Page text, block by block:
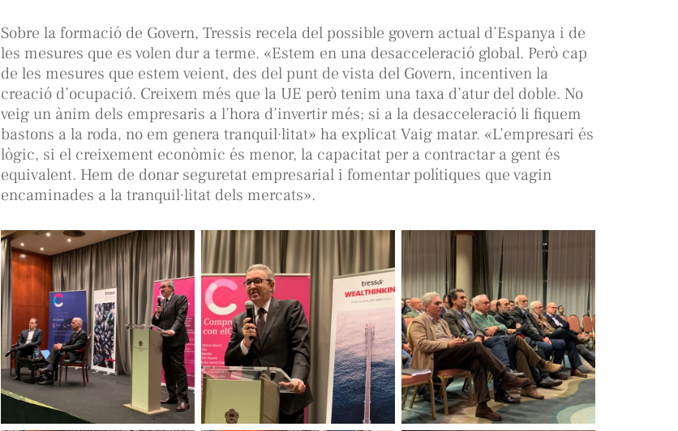
Sobre la formació de Govern, Tressis recela del possible govern actual d’Espanya i de
les mesures que es volen dur a terme. «Estem en una desacceleració global. Però cap
de les mesures que estem veient, des del punt de vista del Govern, incentiven la
creació d’ocupació. Creixem més que la UE però tenim una taxa d’atur del doble. No
veig un ànim dels empresaris a l’hora d’invertir més; si a la desacceleració li fiquem
bastons a la roda, no em genera tranquil·litat» ha explicat Vaig matar. «L’empresari és
lògic, si el creixement econòmic és menor, la capacitat per a contractar a gent és
equivalent. Hem de donar seguretat empresarial i fomentar polítiques que vagin
encaminades a la tranquil·litat dels mercats».